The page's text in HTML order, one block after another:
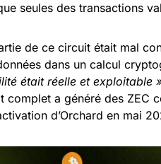
seules des transactions
de ce circuit était mal
dans un calcul
était réelle et exploitable
complet a généré des ZEC
d’Orchard en mai